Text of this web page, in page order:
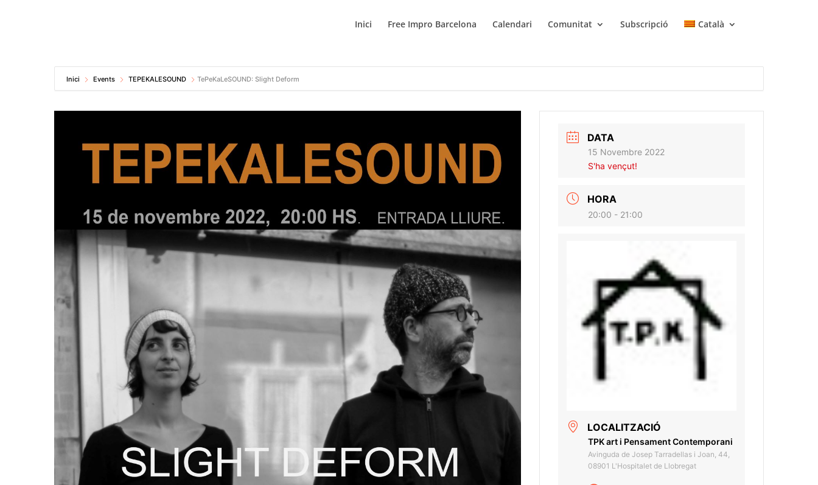
Inici Free Impro Barcelona Calendari Comunitat Subscripció Català
Inici Events TEPEKALESOUND TePeKaLeSOUND: Slight Deform
DATA
15 Novembre 2022
S'ha vençut!
HORA
20:00 - 21:00
LOCALITZACIÓ
TPK art i Pensament Contemporani
Avinguda de Josep Tarradellas i Joan, 44,
08901 L'Hospitalet de Llobregat